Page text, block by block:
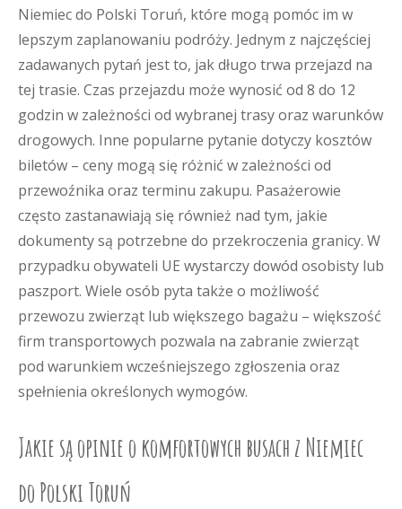
Niemiec do Polski Toruń, które mogą pomóc im w
lepszym zaplanowaniu podróży. Jednym z najczęściej
zadawanych pytań jest to, jak długo trwa przejazd na
tej trasie. Czas przejazdu może wynosić od 8 do 12
godzin w zależności od wybranej trasy oraz warunków
drogowych. Inne popularne pytanie dotyczy kosztów
biletów – ceny mogą się różnić w zależności od
przewoźnika oraz terminu zakupu. Pasażerowie
często zastanawiają się również nad tym, jakie
dokumenty są potrzebne do przekroczenia granicy. W
przypadku obywateli UE wystarczy dowód osobisty lub
paszport. Wiele osób pyta także o możliwość
przewozu zwierząt lub większego bagażu – większość
firm transportowych pozwala na zabranie zwierząt
pod warunkiem wcześniejszego zgłoszenia oraz
spełnienia określonych wymogów.
Jakie są opinie o komfortowych busach z Niemiec
do Polski Toruń